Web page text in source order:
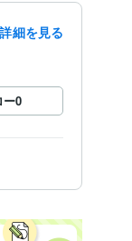
細を見る
ー0